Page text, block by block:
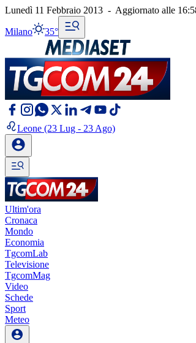
Lunedì 11 Febbraio 2013 - Aggiornato alle
Milano 35°
Leone (23 Lug - 23 Ago)
Ultim'ora
Cronaca
Mondo
Economia
TgcomLab
Televisione
TgcomMag
Video
Schede
Sport
Meteo